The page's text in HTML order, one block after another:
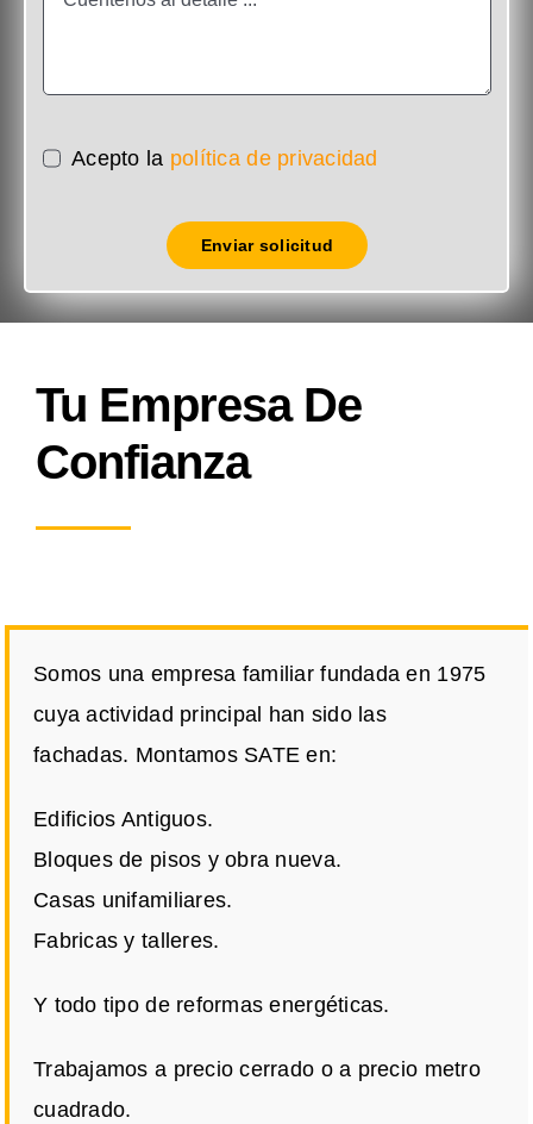
Acepto la política de privacidad
Enviar solicitud
Tu Empresa De
Confianza
Somos una empresa familiar fundada en 1975
cuya actividad principal han sido las
fachadas. Montamos SATE en:
Edificios Antiguos.
Bloques de pisos y obra nueva.
Casas unifamiliares.
Fabricas y talleres.
Y todo tipo de reformas energéticas.
Trabajamos a precio cerrado o a precio metro
cuadrado.